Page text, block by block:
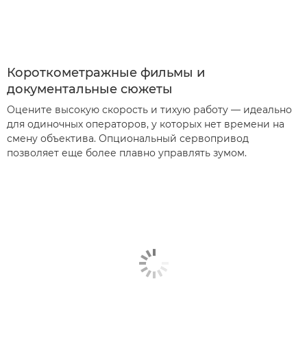
Короткометражные фильмы и
документальные сюжеты
Оцените высокую скорость и тихую работу — идеально
для одиночных операторов, у которых нет времени на
смену объектива. Опциональный сервопривод
позволяет еще более плавно управлять зумом.